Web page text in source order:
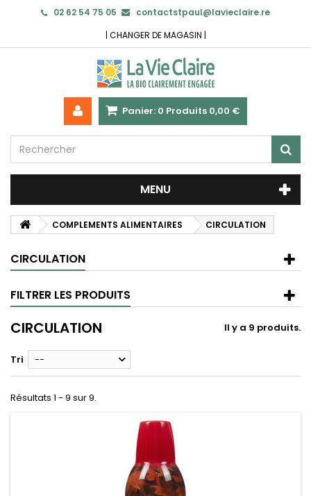
02 62 54 75 05
contactstpaul@lavieclaire.re
| CHANGER DE MAGASIN |
Panier: 0 Produits 0,00 €
MENU
COMPLEMENTS ALIMENTAIRES CIRCULATION
CIRCULATION
FILTRER LES PRODUITS
CIRCULATION Il y a 9 produits.
Tri --
Résultats 1 - 9 sur 9.